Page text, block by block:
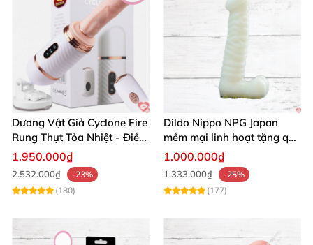
Dương Vật Giả Cyclone Fire
Rung Thụt Tỏa Nhiệt - Điều
Khiển Từ Xa
1.950.000₫
2.532.000₫
-23%
(180)
Dildo Nippo NPG Japan
mềm mại linh hoạt tặng quà
hấp dẫn
1.000.000₫
1.333.000₫
-25%
(177)